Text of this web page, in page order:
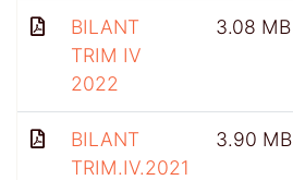
BILANT
TRIM IV
2022
3.08 MB
BILANT
TRIM.IV.2021
3.90 MB